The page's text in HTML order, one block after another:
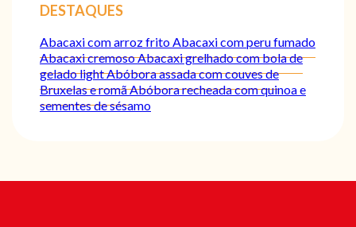
DESTAQUES
Abacaxi com arroz fritoAbacaxi com peru fumado
Abacaxi cremosoAbacaxi grelhado com bola de
gelado lightAbóbora assada com couves de
Bruxelas e romãAbóbora recheada com quinoa e
sementes de sésamo